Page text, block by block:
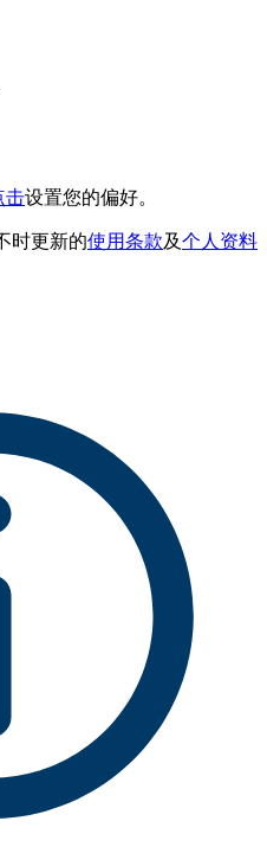
击设置您的偏好。
时更新的使用条款及个人资料